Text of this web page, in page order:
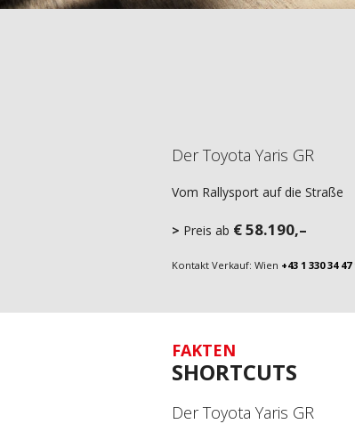
Der Toyota Yaris GR
Vom Rallysport auf die Straße
Preis ab € 58.190,–
Kontakt Verkauf: Wien +43 1 330 34 47
FAKTEN
SHORTCUTS
Der Toyota Yaris GR